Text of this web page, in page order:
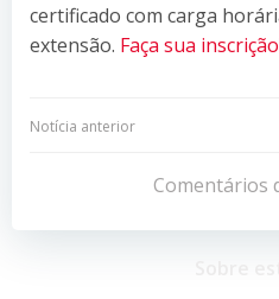
certificado com carga
extensão. Faça sua inscrição
Navegação
Post
Notícia anterior
Comentários